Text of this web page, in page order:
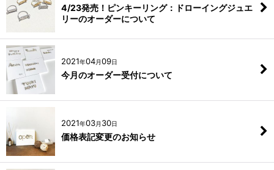
4/23発売！ピンキーリング：ドローイングジュエ
リーのオーダーについて
2021年04月09日
今月のオーダー受付について
2021年03月 30日
価格表記変更のお知らせ